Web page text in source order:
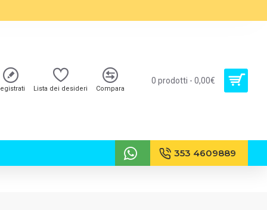
Lista dei desideri Compara
0 prodotti - 0,00€
353 4609889